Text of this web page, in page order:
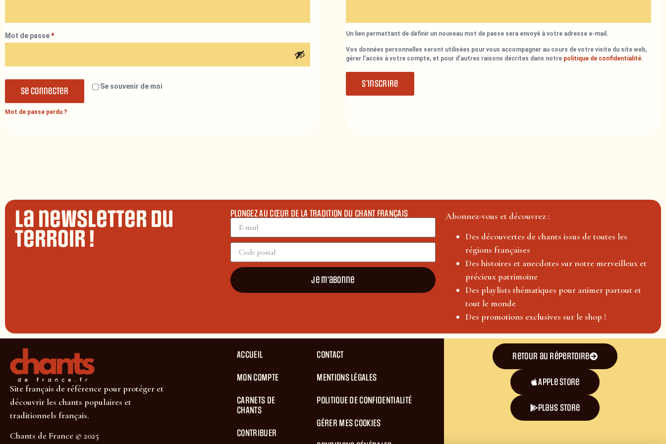
Mot de passe*
Se souvenir de moi
Se connecter
Mot de passe perdu ?
Un lien permettant de définir un nouveau mot de passe sera envoyé à votre adresse e-mail.
Vos données personnelles seront utilisées pour vous accompagner au cours de votre visite du site web,
gérer l’accès à votre compte, et pour d’autres raisons décrites dans notre politique de confidentialité.
S’inscrire
La newsletter du
terroir !
PLONGEZ AU CŒUR DE LA TRADITION DU CHANT FRANÇAIS
Je m'abonne
Abonnez-vous et découvrez :
Des découvertes de chants issus de toutes les
régions françaises
Des histoires et anecdotes sur notre merveilleux et
précieux patrimoine
Des playlists thématiques pour animer partout et
tout le monde
Des promotions exclusives sur le shop !
Site français de référence pour protéger et
découvrir les chants populaires et
traditionnels français.
Chants de France © 2025
ACCUEIL
MON COMPTE
CARNETS DE
CHANTS
CONTRIBUER
CONTACT
MENTIONS LÉGALES
POLITIQUE DE CONFIDENTIALITÉ
GÉRER MES COOKIES
Retour au répertoire
Apple Store
plays store